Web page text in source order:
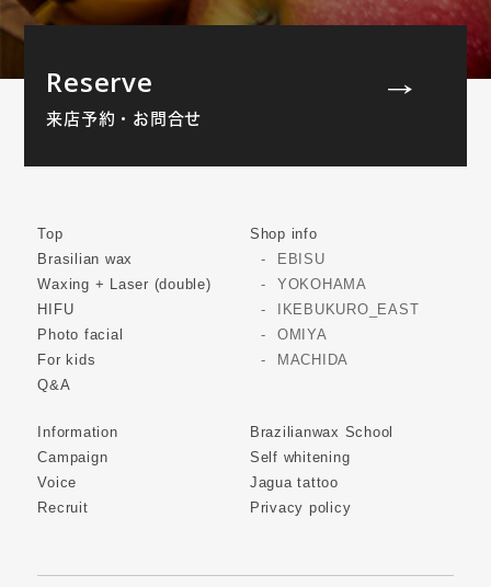
Reserve
来店予約・お問合せ
Top
Brasilian wax
Waxing + Laser (double)
HIFU
Photo facial
For kids
Q&A
Shop info
EBISU
YOKOHAMA
IKEBUKURO_EAST
OMIYA
MACHIDA
Information
Campaign
Voice
Recruit
Brazilianwax School
Self whitening
Jagua tattoo
Privacy policy